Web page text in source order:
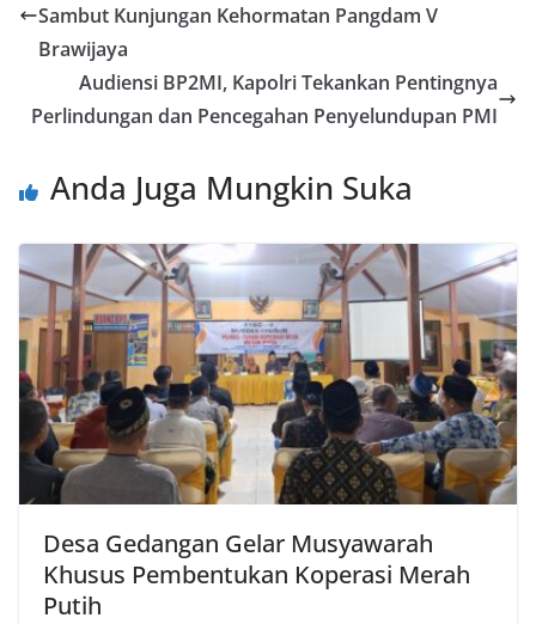
Sambut Kunjungan Kehormatan Pangdam V
Brawijaya
Audiensi BP2MI, Kapolri Tekankan Pentingnya
Perlindungan dan Pencegahan Penyelundupan PMI
Anda Juga Mungkin Suka
Desa Gedangan Gelar Musyawarah
Khusus Pembentukan Koperasi Merah
Putih